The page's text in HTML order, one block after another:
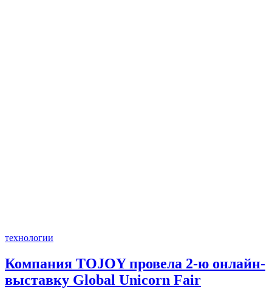
технологии
Компания TOJOY провела 2-ю онлайн-
выставку Global Unicorn Fair